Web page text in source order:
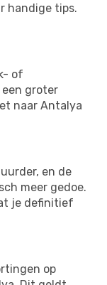
handige tips.
of
groter
naar Antalya
en de
meer gedoe.
je definitief
op